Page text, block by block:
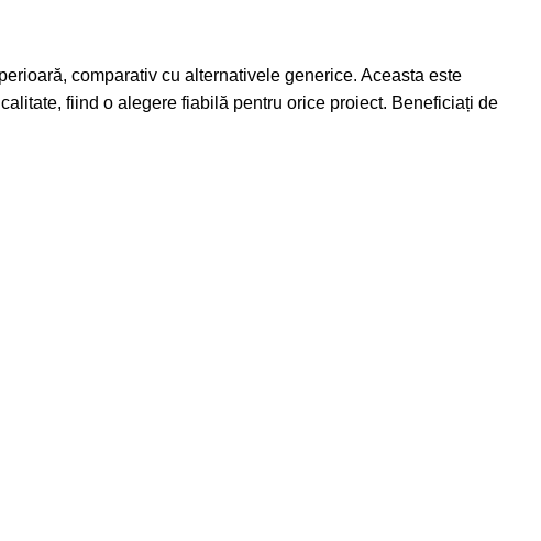
comparativ cu alternativele generice. Aceasta este
fiind o alegere fiabilă pentru orice proiect. Beneficiați de